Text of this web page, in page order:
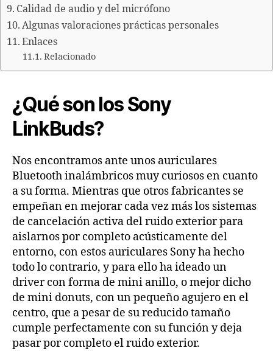
Calidad de audio y del micrófono
Algunas valoraciones prácticas personales
Enlaces
Relacionado
¿Qué son los Sony
LinkBuds?
Nos encontramos ante unos auriculares
Bluetooth inalámbricos muy curiosos en cuanto
a su forma. Mientras que otros fabricantes se
empeñan en mejorar cada vez más los sistemas
de cancelación activa del ruido exterior para
aislarnos por completo acústicamente del
entorno, con estos auriculares Sony ha hecho
todo lo contrario, y para ello ha ideado un
driver con forma de mini anillo, o mejor dicho
de mini donuts, con un pequeño agujero en el
centro, que a pesar de su reducido tamaño
cumple perfectamente con su función y deja
pasar por completo el ruido exterior.